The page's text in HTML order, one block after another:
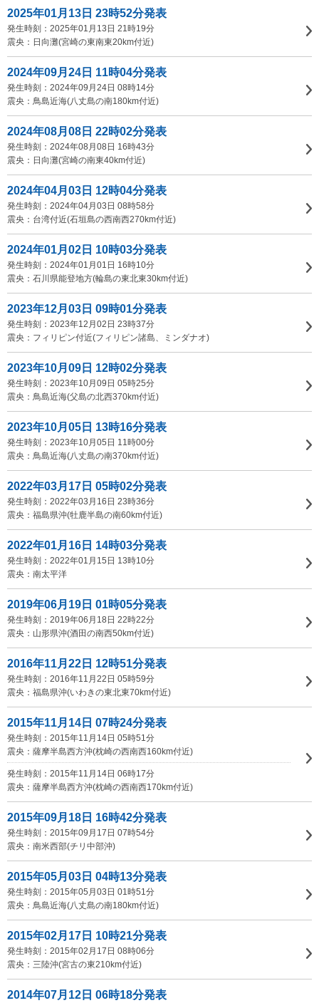
2025年01月13日 23時52分発表
発生時刻：2025年01月13日 21時19分
震央：日向灘(宮崎の東南東20km付近)
2024年09月24日 11時04分発表
発生時刻：2024年09月24日 08時14分
震央：鳥島近海(八丈島の南180km付近)
2024年08月08日 22時02分発表
発生時刻：2024年08月08日 16時43分
震央：日向灘(宮崎の南東40km付近)
2024年04月03日 12時04分発表
発生時刻：2024年04月03日 08時58分
震央：台湾付近(石垣島の西南西270km付近)
2024年01月02日 10時03分発表
発生時刻：2024年01月01日 16時10分
震央：石川県能登地方(輪島の東北東30km付近)
2023年12月03日 09時01分発表
発生時刻：2023年12月02日 23時37分
震央：フィリピン付近(フィリピン諸島、ミンダナオ)
2023年10月09日 12時02分発表
発生時刻：2023年10月09日 05時25分
震央：鳥島近海(父島の北西370km付近)
2023年10月05日 13時16分発表
発生時刻：2023年10月05日 11時00分
震央：鳥島近海(八丈島の南370km付近)
2022年03月17日 05時02分発表
発生時刻：2022年03月16日 23時36分
震央：福島県沖(牡鹿半島の南60km付近)
2022年01月16日 14時03分発表
発生時刻：2022年01月15日 13時10分
震央：南太平洋
2019年06月19日 01時05分発表
発生時刻：2019年06月18日 22時22分
震央：山形県沖(酒田の南西50km付近)
2016年11月22日 12時51分発表
発生時刻：2016年11月22日 05時59分
震央：福島県沖(いわきの東北東70km付近)
2015年11月14日 07時24分発表
発生時刻：2015年11月14日 05時51分
震央：薩摩半島西方沖(枕崎の西南西160km付近)
発生時刻：2015年11月14日 06時17分
震央：薩摩半島西方沖(枕崎の西南西170km付近)
2015年09月18日 16時42分発表
発生時刻：2015年09月17日 07時54分
震央：南米西部(チリ中部沖)
2015年05月03日 04時13分発表
発生時刻：2015年05月03日 01時51分
震央：鳥島近海(八丈島の南180km付近)
2015年02月17日 10時21分発表
発生時刻：2015年02月17日 08時06分
震央：三陸沖(宮古の東210km付近)
2014年07月12日 06時18分発表